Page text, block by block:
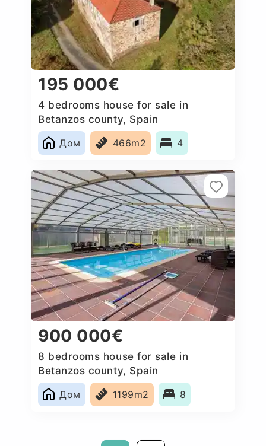
195 000€
4 bedrooms house for sale in
Betanzos county, Spain
Дом
466m2 4
900 000€
8 bedrooms house for sale in
Betanzos county, Spain
Дом
1199m2 8